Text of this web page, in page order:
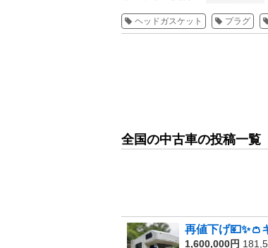
ヘッドガスケット プラグ
全国の中古車の投稿一覧
再値下げ💴✨👛
1,600,000円